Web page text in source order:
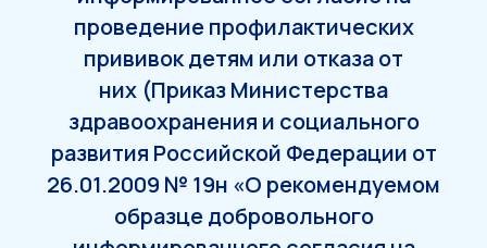
проведение профилактических
прививок детям или отказа от
них (Приказ Министерства
здравоохранения и социального
развития Российской Федерации от
26.01.2009 № 19н «О рекомендуемом
образце добровольного